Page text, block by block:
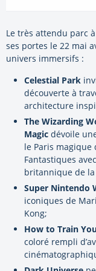
Le très attendu parc
ses portes le 22 mai
univers immersifs :
Celestial Park
découverte à
architecture
The Wizarding
Magic dévoile
le Paris magique
Fantastiques
britannique de la
Super Nintendo
iconiques de
Kong;
How to Train
coloré rempli